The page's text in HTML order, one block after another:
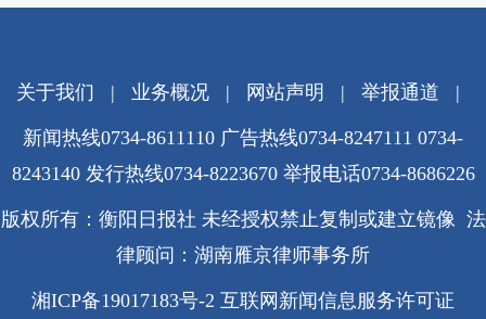
关于我们 | 业务概况| 网站声明 | 举报通道 |
新闻热线0734-8611110 广告热线0734-8247111 0734-
8243140 发行热线0734-8223670 举报电话0734-8686226
版权所有：衡阳日报社 未经授权禁止复制或建立镜像 法
律顾问：湖南雁京律师事务所
湘ICP备19017183号-2 互联网新闻信息服务许可证